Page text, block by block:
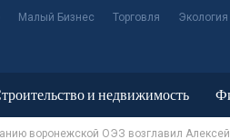
Малый Бизнес Торговля Экология
и недвижимость
воронежской ОЭЗ возглавил